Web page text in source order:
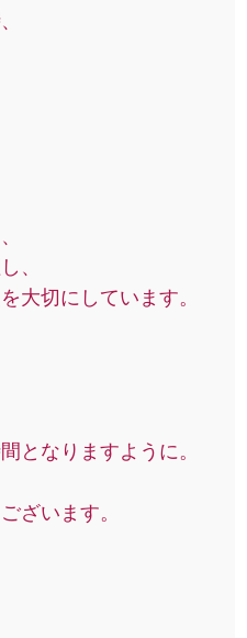
、
大切にしています。
となりますように。
ざいます。